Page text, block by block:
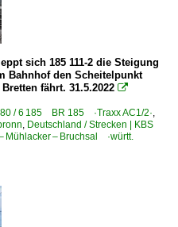
sich 185 111-2 die Steigung
Bahnhof den Scheitelpunkt
fährt. 31.5.2022 
/ 6 185 BR 185 ·Traxx AC1/2·,
, Deutschland / Strecken | KBS
– Bruchsal ·württ.